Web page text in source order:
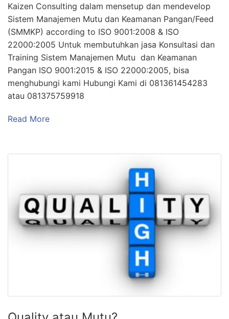
Kaizen Consulting dalam mensetup dan mendevelop
Sistem Manajemen Mutu dan Keamanan Pangan/Feed
(SMMKP) according to ISO 9001:2008 & ISO
22000:2005 Untuk membutuhkan jasa Konsultasi dan
Training Sistem Manajemen Mutu dan Keamanan
Pangan ISO 9001:2015 & ISO 22000:2005, bisa
menghubungi kami Hubungi Kami di 081361454283
atau 081375759918
Read More